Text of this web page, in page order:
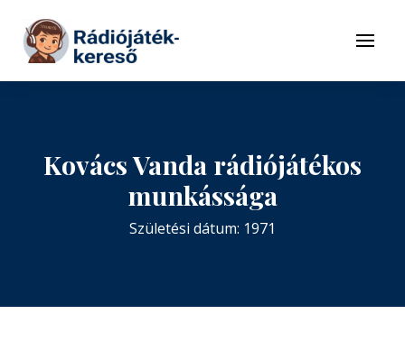
Tovább a tartalomhoz
Menü
Kovács Vanda rádiójátékos
munkássága
Születési dátum: 1971